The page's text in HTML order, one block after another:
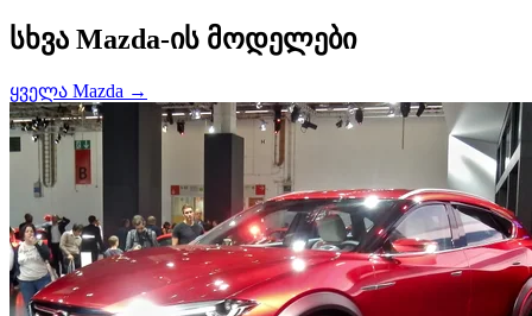
სხვა Mazda-ის მოდელები
ყველა Mazda →